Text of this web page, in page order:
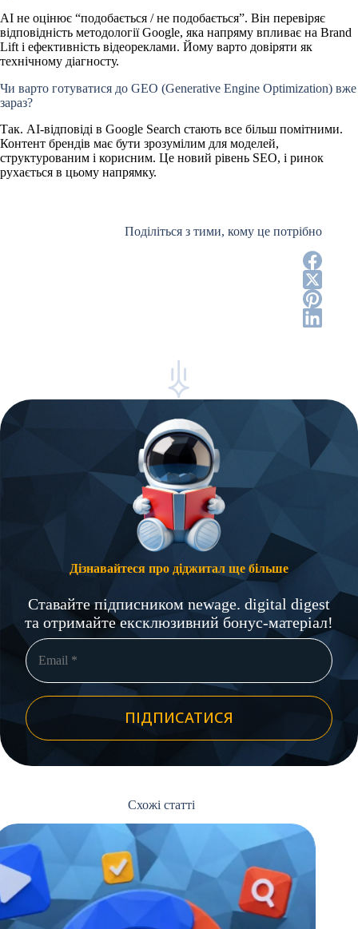
AI не оцінює “подобається / не подобається”. Він перевіряє
відповідність методології Google, яка напряму впливає на Brand
Lift і ефективність відеореклами. Йому варто довіряти як
технічному діагносту.
Чи варто готуватися до GEO (Generative Engine Optimization) вже
зараз?
Так. AI-відповіді в Google Search стають все більш помітними.
Контент брендів має бути зрозумілим для моделей,
структурованим і корисним. Це новий рівень SEO, і ринок
рухається в цьому напрямку.
Поділіться з тими, кому це потрібно
Дізнавайтеся про діджитал ще більше
Ставайте підписником newage. digital digest
та отримайте ексклюзивний бонус-матеріал!
ПІДПИСАТИСЯ
Схожі статті